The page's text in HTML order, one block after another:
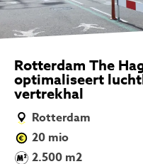
Rotterdam The
optimaliseert
vertrekhal
Rotterdam
20 mio
2.500 m2